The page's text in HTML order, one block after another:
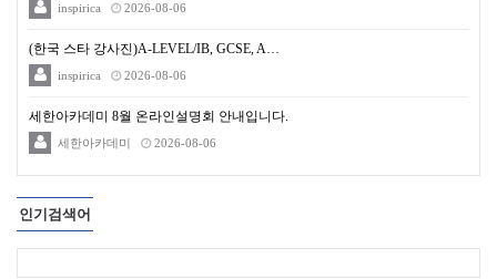
inspirica 2026-08-06
(한국 스타 강사진)A-LEVEL/IB, GCSE, A…
inspirica 2026-08-06
세한아카데미 8월 온라인설명회 안내입니다.
세한아카데미 2026-08-06
인기검색어